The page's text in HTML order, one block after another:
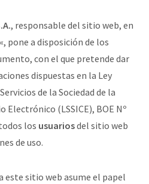
, responsable del sitio web, en
«, pone a disposición de los
con el que pretende dar
dispuestas en la Ley
de la Sociedad de la
Electrónico (LSSICE), BOE Nº
los usuariosdel sitio web
de uso.
este sitio web asume el papel